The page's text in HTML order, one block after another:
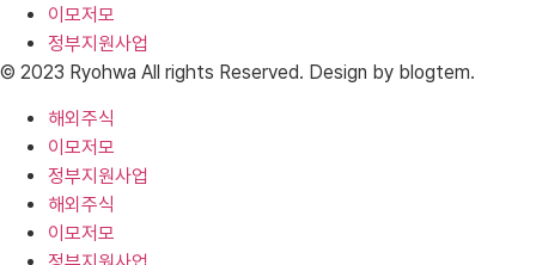
이모저모
정부지원사업
© 2023 Ryohwa All rights Reserved. Design by blogtem.
해외주식
이모저모
정부지원사업
해외주식
이모저모